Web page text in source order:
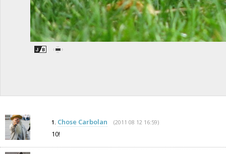
1. Chose Carbolan (2011 08 12 16:59)
10!